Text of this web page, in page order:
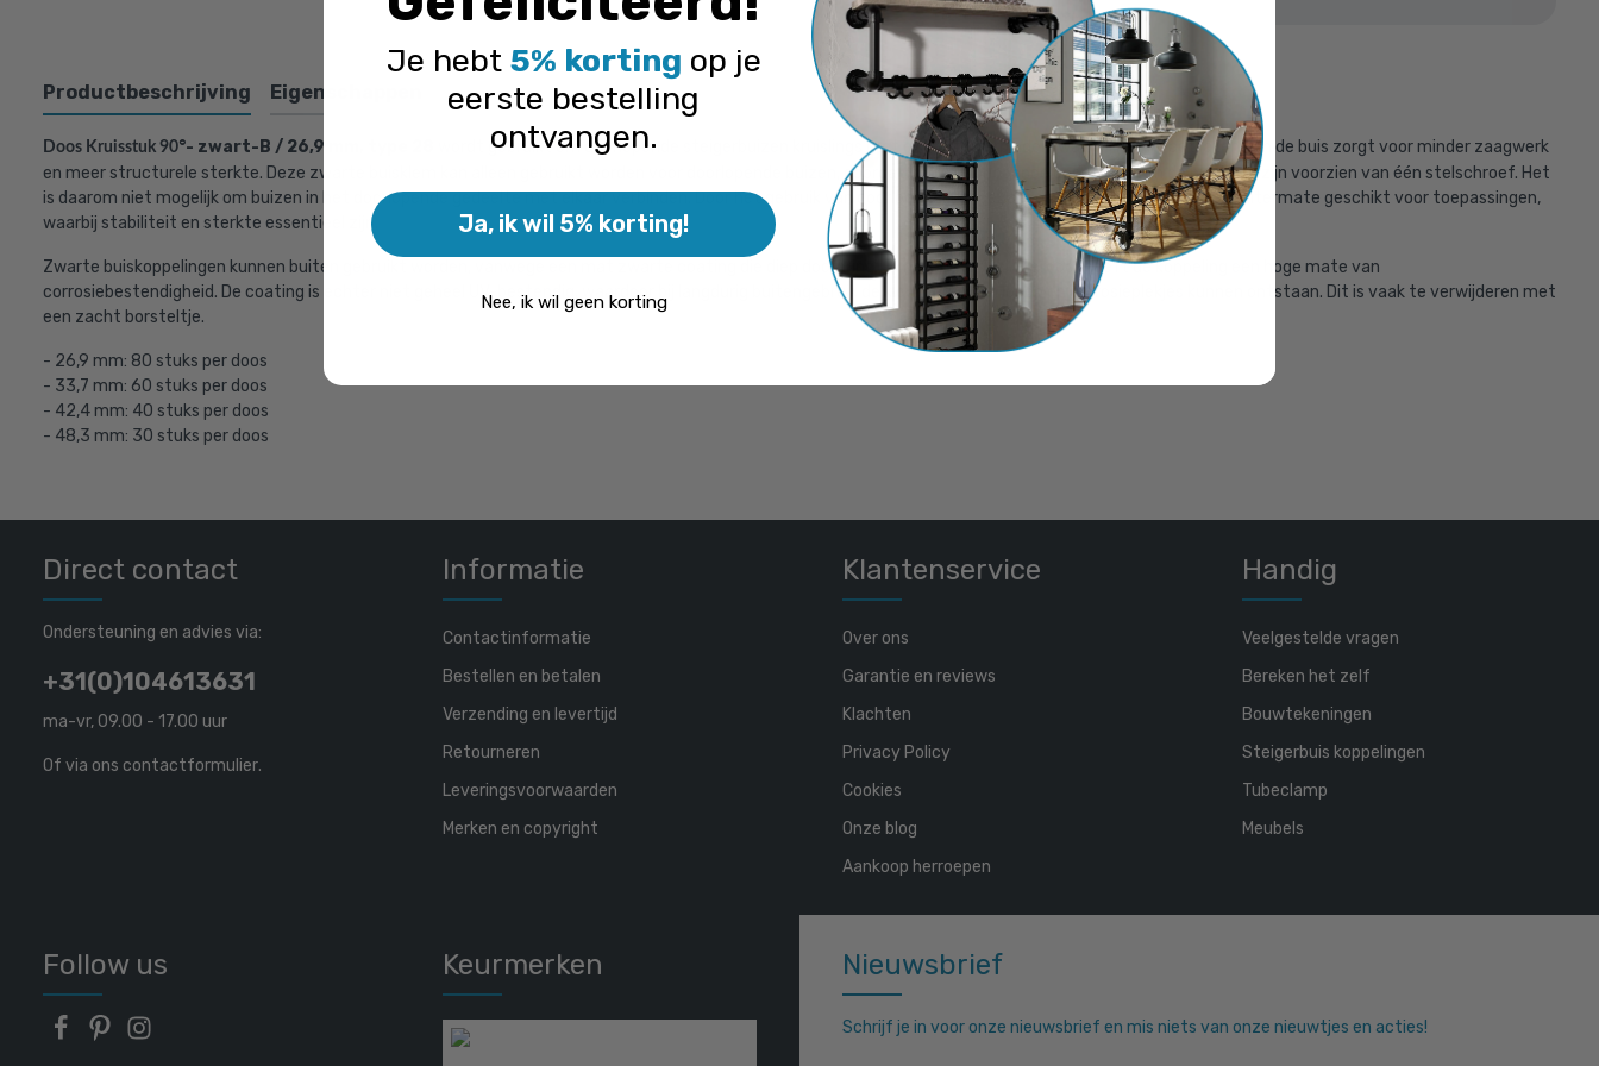
Productbeschrijving Eigenschappen
Doos Kruisstuk 90°- zwart-B / 26,9 mm, type 28
wordt gebruikt om doorlopende steigerbuizen kruislings met elkaar te verbinden, waarbij het intact laten van de buis zorgt voor minder zaagwerk
en meer structurele sterkte. Deze zwarte buisklem kan alleen gebruikt worden voor doorlopende buizen, doordat beide doorlopende gedeelten van de buisklem zijn voorzien van één stelschroef. Het
is daarom niet mogelijk om buizen in het doorlopende gedeelte met elkaar verbinden. Door het gebruik van doorlopende, ongezaagde buizen is deze buisklem uitermate geschikt voor toepassingen,
waarbij stabiliteit en sterkte essentieel zijn.
Zwarte buiskoppelingen kunnen buiten gebruikt worden, vanwege een mat zwarte coating die diep doordringt in het materiaal. Hierdoor heeft de koppeling een hoge mate van
corrosiebestendigheid. De coating is echter niet geheel UV-bestendig, waardoor bij langdurig buitengebruik de kleur terug kan lopen en corrosieplekjes kunnen ontstaan. Dit is vaak te verwijderen met
een zacht borsteltje.
- 26,9 mm: 80 stuks per doos
- 33,7 mm: 60 stuks per doos
- 42,4 mm: 40 stuks per doos
- 48,3 mm: 30 stuks per doos
Ga naar winkelmandje of verder winkelen
Bovenstaande product wordt vaak gecombineerd met:
Nieuwsbrief
Schrijf je in voor onze nieuwsbrief en mis niets van onze nieuwtjes en acties!
Follow us Keurmerken
Direct contact
Ondersteuning en advies via:
+31(0)104613631
ma-vr, 09.00 - 17.00 uur
Of via ons contactformulier.
Informatie
Contactinformatie
Bestellen en betalen
Verzending en levertijd
Retourneren
Leveringsvoorwaarden
Merken en copyright
Klantenservice
Over ons
Garantie en reviews
Klachten
Privacy Policy
Cookies
Onze blog
Aankoop herroepen
Handig
Veelgestelde vragen
Bereken het zelf
Bouwtekeningen
Steigerbuis koppelingen
Tubeclamp
Meubels
Je hebt 5% korting op je
eerste bestelling
ontvangen.
Ja, ik wil 5% korting!
Nee, ik wil geen korting